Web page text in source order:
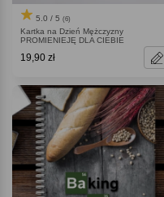
5.0 / 5 (6)
Kartka na Dzień Mężczyzny
PROMIENIEJĘ DLA CIEBIE
19,90 zł